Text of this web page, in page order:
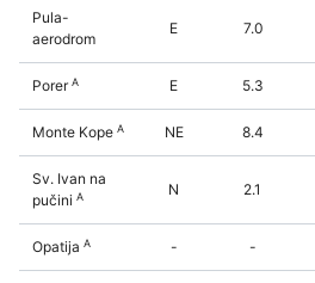
Pula-
aerodrom
E 7.0
PorerA E 5.3
Monte Kope A NE 8.4
Sv. Ivan na
pučini A N 2.1
Opatija A - -